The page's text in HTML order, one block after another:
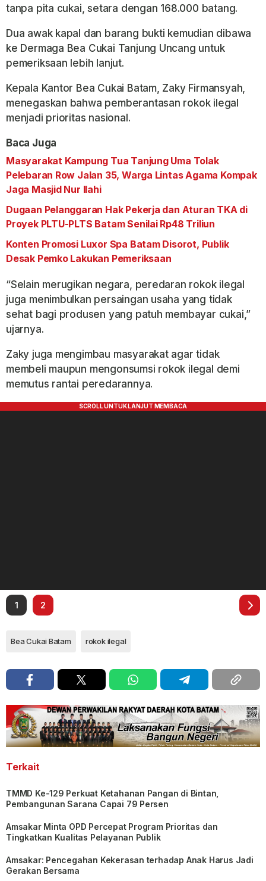
tanpa pita cukai, setara dengan 168.000 batang.
Dua awak kapal dan barang bukti kemudian dibawa
ke Dermaga Bea Cukai Tanjung Uncang untuk
pemeriksaan lebih lanjut.
Kepala Kantor Bea Cukai Batam, Zaky Firmansyah,
menegaskan bahwa pemberantasan rokok ilegal
menjadi prioritas nasional.
Baca Juga
Masyarakat Kampung Tua Tanjung Uma Tolak
Pelebaran Row Jalan 35, Warga Lintas Agama Kompak
Jaga Masjid Nur Ilahi
Dugaan Pelanggaran Hak Pekerja dan Aturan TKA di
Proyek PLTU-PLTS Batam Senilai Rp48 Triliun
Konten Promosi Luxor Spa Batam Disorot, Publik
Desak Pemko Lakukan Pemeriksaan
“Selain merugikan negara, peredaran rokok ilegal
juga menimbulkan persaingan usaha yang tidak
sehat bagi produsen yang patuh membayar cukai,”
ujarnya.
Zaky juga mengimbau masyarakat agar tidak
membeli maupun mengonsumsi rokok ilegal demi
memutus rantai peredarannya.
1 2
Bea Cukai Batam rokok ilegal
Terkait
TMMD Ke-129 Perkuat Ketahanan Pangan di Bintan,
Pembangunan Sarana Capai 79 Persen
Amsakar Minta OPD Percepat Program Prioritas dan
Tingkatkan Kualitas Pelayanan Publik
Amsakar: Pencegahan Kekerasan terhadap Anak Harus Jadi
Gerakan Bersama